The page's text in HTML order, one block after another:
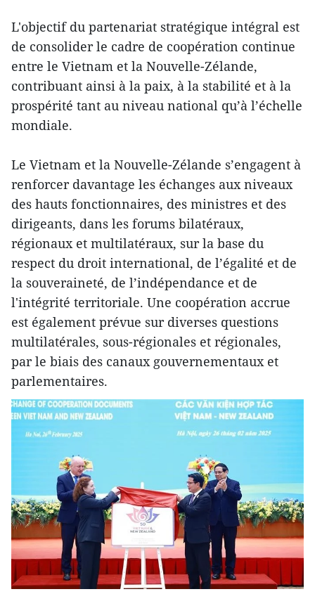
L'objectif du partenariat stratégique intégral est
de consolider le cadre de coopération continue
entre le Vietnam et la Nouvelle-Zélande,
contribuant ainsi à la paix, à la stabilité et à la
prospérité tant au niveau national qu’à l’échelle
mondiale.
Le Vietnam et la Nouvelle-Zélande s’engagent à
renforcer davantage les échanges aux niveaux
des hauts fonctionnaires, des ministres et des
dirigeants, dans les forums bilatéraux,
régionaux et multilatéraux, sur la base du
respect du droit international, de l’égalité et de
la souveraineté, de l’indépendance et de
l'intégrité territoriale. Une coopération accrue
est également prévue sur diverses questions
multilatérales, sous-régionales et régionales,
par le biais des canaux gouvernementaux et
parlementaires.